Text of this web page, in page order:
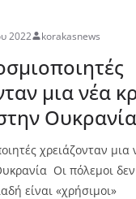
2022 korakasnews
μια νέα
Ουκρανία
χρειάζονταν μια
Οι πόλεμοι δεν
είναι «χρήσιμοι»